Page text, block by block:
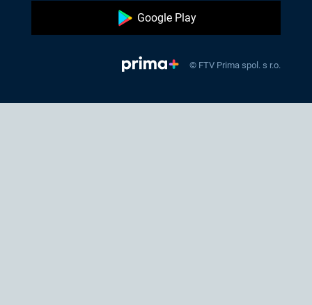
Google Play
© FTV Prima spol. s r.o.